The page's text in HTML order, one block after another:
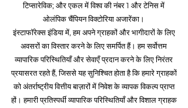
टिप्सारेविक; और एकल में विश्व की नंबर 1 और टेनिस में
ओलंपिक चैंपियन विक्टोरिया अजारेंका।
इंस्टाफॉरेक्स इंडिया में, हम अपने ग्राहकों और भागीदारों के लिए
अवसरों का विस्तार करने के लिए समर्पित हैं। हम सर्वोत्तम
व्यापारिक परिस्थितियाँ और सेवाएँ प्रदान करने के लिए निरंतर
प्रयासरत रहते हैं, जिससे यह सुनिश्चित होता है कि हमारे ग्राहकों
को अंतर्राष्ट्रीय वित्तीय बाज़ारों में निवेश के व्यापक विकल्प प्राप्त
हों। हमारी प्रतिस्पर्धी व्यापारिक परिस्थितियाँ और विशाल ग्राहक